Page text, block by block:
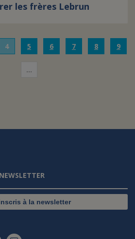
les frères Lebrun
4 5 6 7 8 9
…
à la newsletter